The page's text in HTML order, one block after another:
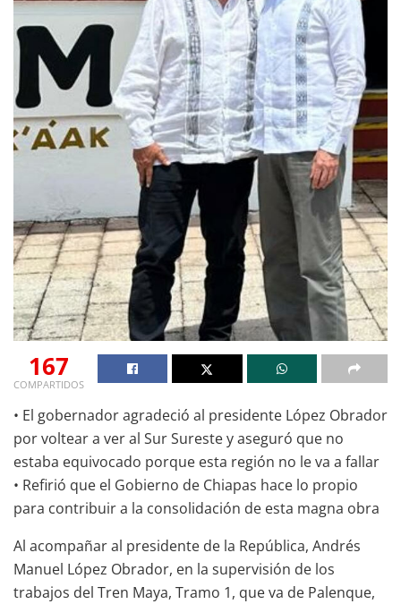
167
COMPARTIDOS
• El gobernador agradeció al presidente López Obrador
por voltear a ver al Sur Sureste y aseguró que no
estaba equivocado porque esta región no le va a fallar
• Refirió que el Gobierno de Chiapas hace lo propio
para contribuir a la consolidación de esta magna obra
Al acompañar al presidente de la República, Andrés
Manuel López Obrador, en la supervisión de los
trabajos del Tren Maya, Tramo 1, que va de Palenque,